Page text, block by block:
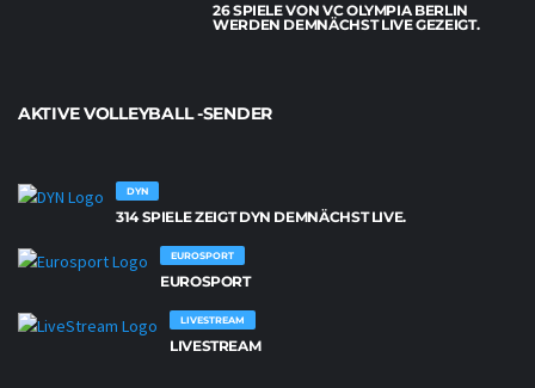
26 SPIELE VON VC OLYMPIA BERLIN
WERDEN DEMNÄCHST LIVE GEZEIGT.
AKTIVE VOLLEYBALL -SENDER
DYN
314 SPIELE ZEIGT DYN DEMNÄCHST LIVE.
EUROSPORT
EUROSPORT
LIVESTREAM
LIVESTREAM